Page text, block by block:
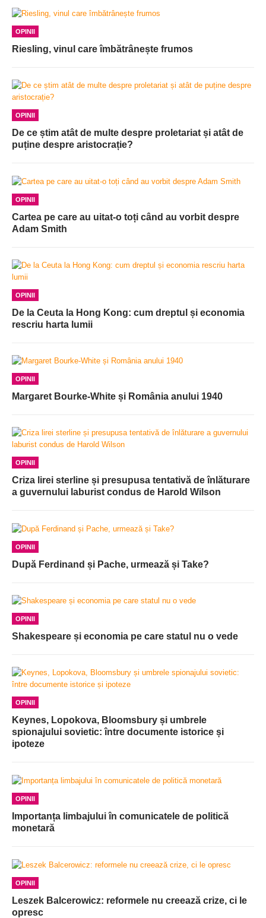
OPINII
Riesling, vinul care îmbătrânește frumos
OPINII
De ce știm atât de multe despre proletariat și atât de
puține despre aristocrație?
OPINII
Cartea pe care au uitat-o toți când au vorbit despre
Adam Smith
OPINII
De la Ceuta la Hong Kong: cum dreptul și economia
rescriu harta lumii
OPINII
Margaret Bourke-White și România anului 1940
OPINII
Criza lirei sterline și presupusa tentativă de înlăturare
a guvernului laburist condus de Harold Wilson
OPINII
După Ferdinand și Pache, urmează și Take?
OPINII
Shakespeare și economia pe care statul nu o vede
OPINII
Keynes, Lopokova, Bloomsbury și umbrele
spionajului sovietic: între documente istorice și
ipoteze
OPINII
Importanța limbajului în comunicatele de politică
monetară
OPINII
Leszek Balcerowicz: reformele nu creează crize, ci le
opresc